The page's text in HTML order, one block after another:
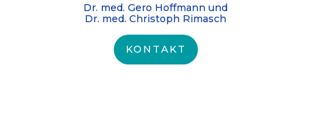
Dr. med. Gero Hoffmann und
Dr. med. Christoph Rimasch
KONTAKT